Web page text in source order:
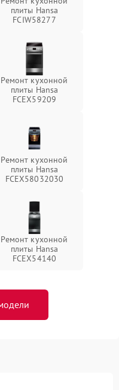
плиты Hansa
FCIW58277
Ремонт кухонной
плиты Hansa
FCEX59209
Ремонт кухонной
плиты Hansa
FCEX58032030
Ремонт кухонной
плиты Hansa
FCEX54140